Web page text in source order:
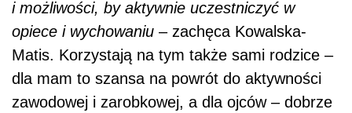
i możliwości, by aktywnie uczestniczyć w
opiece i wychowaniu – zachęca Kowalska-
Matis. Korzystają na tym także sami rodzice –
dla mam to szansa na powrót do aktywności
zawodowej i zarobkowej, a dla ojców – dobrze